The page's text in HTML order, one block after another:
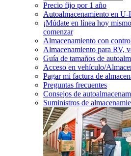
Precio fijo por 1 año
Autoalmacenamiento en U-
¡Múdate en línea hoy
comenzar
Almacenamiento con
Almacenamiento para RV,
Guía de tamaños de
Acceso en vehículo/
Pagar mi factura de
Preguntas frecuentes
Consejos de
Suministros de